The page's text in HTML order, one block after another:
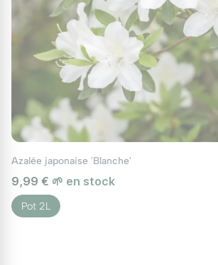
Azalée japonaise 'Blanche'
9,99 € 🌱 en stock
Pot 2L